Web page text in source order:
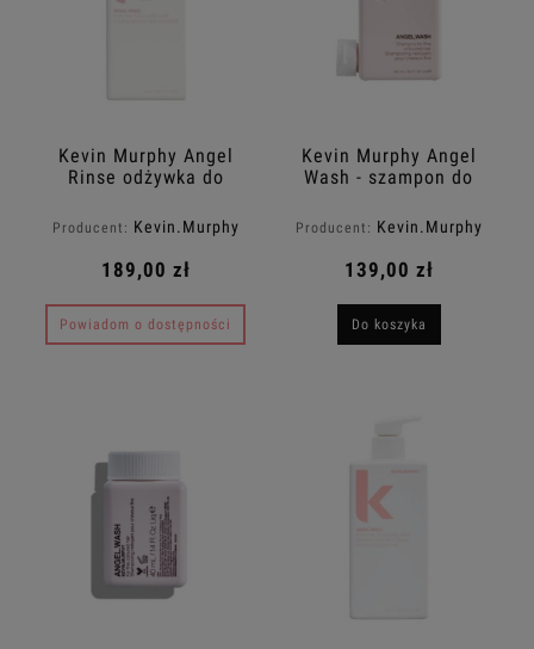
Kevin Murphy Angel
Rinse odżywka do
farbowanych 500ml
Producent: Kevin.Murphy
189,00 zł
Powiadom o dostępności
Kevin Murphy Angel
Wash - szampon do
farbowanych 250 ml
Producent: Kevin.Murphy
139,00 zł
Do koszyka